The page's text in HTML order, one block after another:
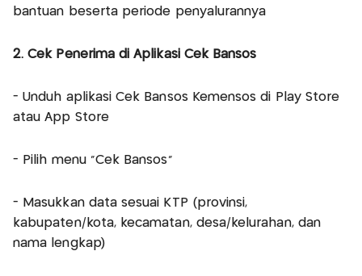
bantuan beserta periode penyalurannya
2. Cek Penerima di Aplikasi Cek Bansos
- Unduh aplikasi Cek Bansos Kemensos di Play Store
atau App Store
- Pilih menu “Cek Bansos”
- Masukkan data sesuai KTP (provinsi,
kabupaten/kota, kecamatan, desa/kelurahan, dan
nama lengkap)